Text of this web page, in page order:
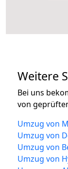
Weitere
Bei uns
von
Umzug von
Umzug von
Umzug von
Umzug von